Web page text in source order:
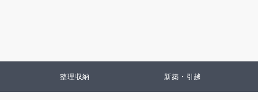
整理収納 新築・引越